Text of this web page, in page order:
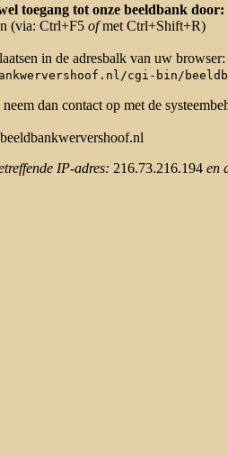
toegang tot onze beeldbank door:
(via: Ctrl+F5 ofmet Ctrl+Shift+R)
in de adresbalk van uw browser:
cgi-bin/
dan contact op met de
beeldbankwervershoof.nl
IP-adres: 216.73.216.194 en